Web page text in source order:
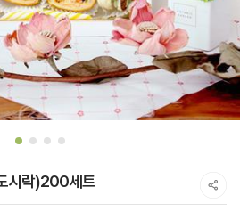
시락)200세트